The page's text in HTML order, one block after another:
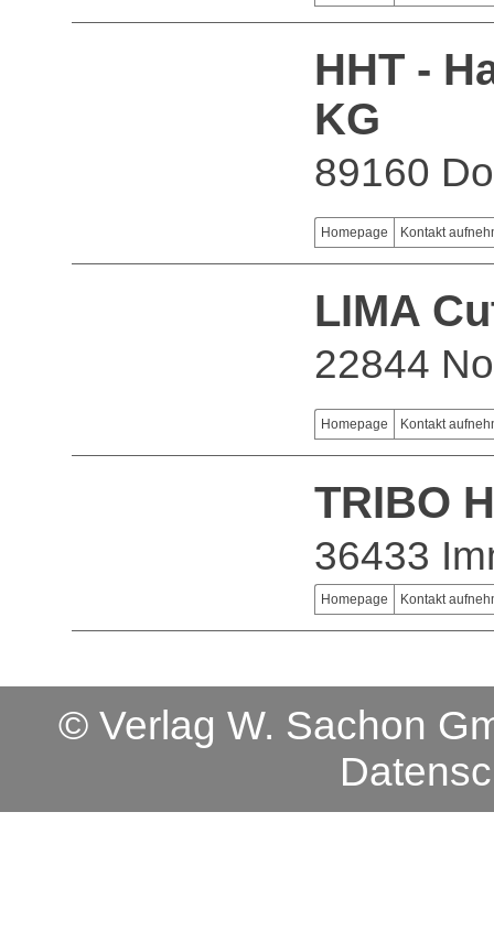
HHT -
KG
89160
Homepage Kontakt
LIMA
22844
Homepage Kontakt
TRIBO
36433
Homepage Kontakt
© Verlag W. Sachon